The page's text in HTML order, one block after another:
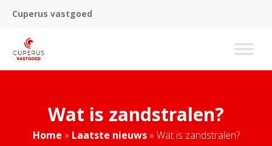
Cuperus vastgoed
Wat is zandstralen?
Home » Laatste nieuws» Wat is zandstralen?